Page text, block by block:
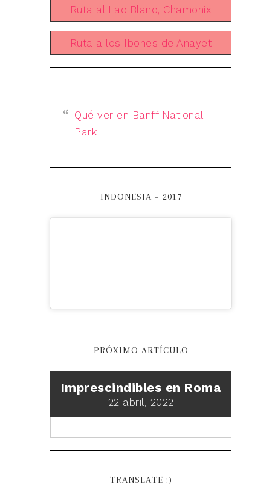
Ruta al Lac Blanc, Chamonix
Ruta a los Ibones de Anayet
Qué ver en Banff National
Park
INDONESIA – 2017
PRÓXIMO ARTÍCULO
Imprescindibles en Roma
22 abril, 2022
TRANSLATE :)